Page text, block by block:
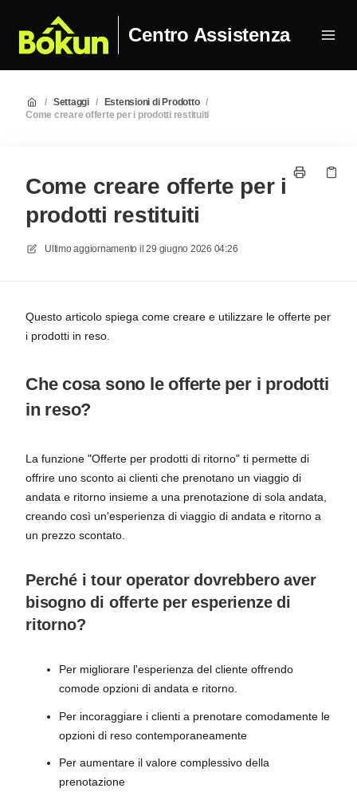
Centro Assistenza
/ Settaggi / Estensioni di Prodotto /
Come creare offerte per i prodotti restituiti
Come creare offerte per i
prodotti restituiti
Ultimo aggiornamento il 29 giugno 2026 04:26
Questo articolo spiega come creare e utilizzare le offerte per
i prodotti in reso.
Che cosa sono le offerte per i prodotti
in reso?
La funzione "Offerte per prodotti di ritorno" ti permette di
offrire uno sconto ai clienti che prenotano un viaggio di
andata e ritorno insieme a una prenotazione di sola andata,
creando così un'esperienza di viaggio di andata e ritorno a
un prezzo scontato.
Perché i tour operator dovrebbero aver
bisogno di offerte per esperienze di
ritorno?
Per migliorare l'esperienza del cliente offrendo
comode opzioni di andata e ritorno.
Per incoraggiare i clienti a prenotare comodamente le
opzioni di reso contemporaneamente
Per aumentare il valore complessivo della
prenotazione